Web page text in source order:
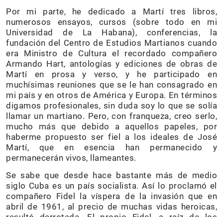
Por mi parte, he dedicado a Martí tres libros,
numerosos ensayos, cursos (sobre todo en mi
Universidad de La Habana), conferencias, la
fundación del Centro de Estudios Martianos cuando
era Ministro de Cultura el recordado compañero
Armando Hart, antologías y ediciones de obras de
Martí en prosa y verso, y he participado en
muchísimas reuniones que se le han consagrado en
mi país y en otros de América y Europa. En términos
digamos profesionales, sin duda soy lo que se solía
llamar un martiano. Pero, con franqueza, creo serlo,
mucho más que debido a aquellos papeles, por
haberme propuesto ser fiel a los ideales de José
Martí, que en esencia han permanecido y
permanecerán vivos, llameantes.
Se sabe que desde hace bastante más de medio
siglo Cuba es un país socialista. Así lo proclamó el
compañero Fidel la víspera de la invasión que en
abril de 1961, al precio de muchas vidas heroicas,